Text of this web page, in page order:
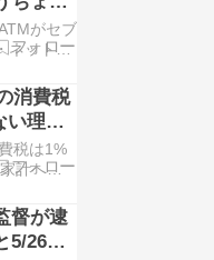
の結論
人口減少
ました…
どう変
がセブ
ネット銀
年6月
】ファミ
あなたの
料はど
変わる。
ャッシ…
消費税
い理由
税は1%
計への
食料品
てどうい
理由と家
〜冬、
督が逮
5/26橋